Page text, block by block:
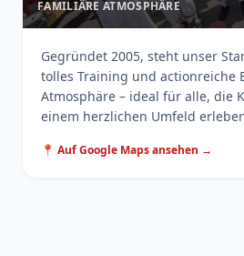
FAMILIÄRE ATMOSPHÄRE
Gegründet 2005, steht unser
tolles Training und actionreiche
Atmosphäre – ideal für alle, die
einem herzlichen Umfeld
📍 Auf Google Maps ansehen →